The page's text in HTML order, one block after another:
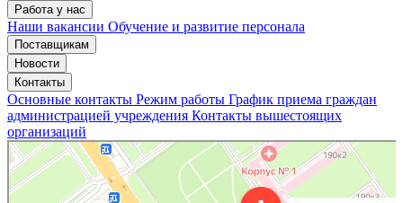
Работа у нас
Наши вакансии Обучение и развитие персонала
Поставщикам
Новости
Контакты
Основные контакты Режим работы График приема граждан
администрацией учреждения Контакты вышестоящих
организаций
«Нижегородская областная клиническая больница имени Н.А. Семашко»
Отделение больницы, госпиталя в Нижнем Новгороде
Больница для взрослых в Нижнем Новгороде